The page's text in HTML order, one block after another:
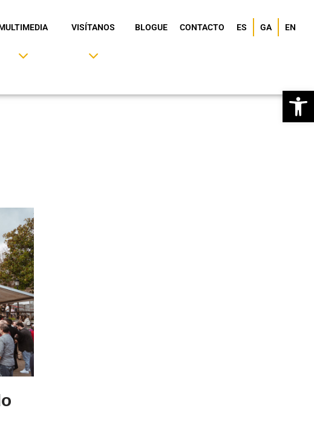
VISÍTANOS BLOGUE CONTACTO ES GA EN